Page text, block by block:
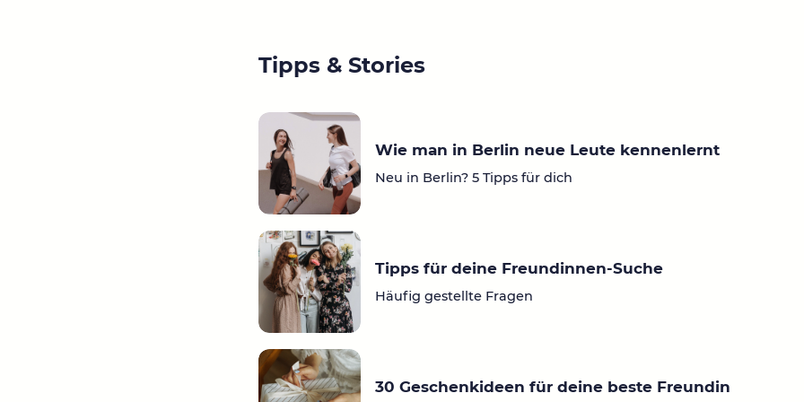
Tipps & Stories
Wie man in Berlin neue Leute kennenlernt
Neu in Berlin? 5 Tipps für dich
Tipps für deine Freundinnen-Suche
Häufig gestellte Fragen
30 Geschenkideen für deine beste Freundin